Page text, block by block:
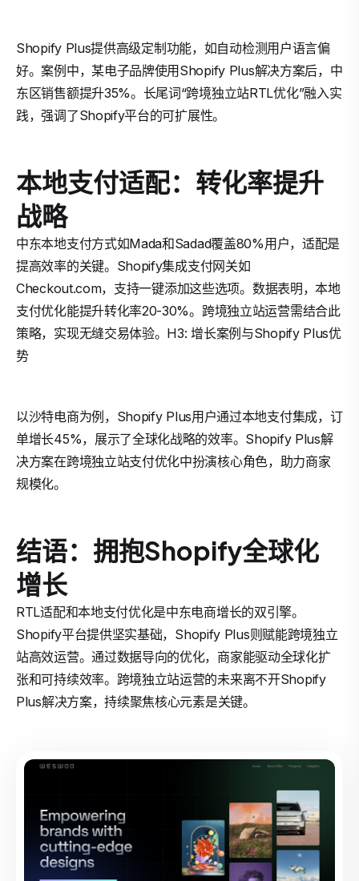
Shopify Plus提供高级定制功能，如自动检测用户语言偏
好。案例中，某电子品牌使用Shopify Plus解决方案后，中
东区销售额提升35%。长尾词“跨境独立站RTL优化”融入实
践，强调了Shopify平台的可扩展性。
本地支付适配：转化率提升
战略
中东本地支付方式如Mada和Sadad覆盖80%用户，适配是
提高效率的关键。Shopify集成支付网关如
Checkout.com，支持一键添加这些选项。数据表明，本地
支付优化能提升转化率20-30%。跨境独立站运营需结合此
策略，实现无缝交易体验。H3: 增长案例与Shopify Plus优
势
以沙特电商为例，Shopify Plus用户通过本地支付集成，订
单增长45%，展示了全球化战略的效率。Shopify Plus解
决方案在跨境独立站支付优化中扮演核心角色，助力商家
规模化。
结语：拥抱Shopify全球化
增长
RTL适配和本地支付优化是中东电商增长的双引擎。
Shopify平台提供坚实基础，Shopify Plus则赋能跨境独立
站高效运营。通过数据导向的优化，商家能驱动全球化扩
张和可持续效率。跨境独立站运营的未来离不开Shopify
Plus解决方案，持续聚焦核心元素是关键。